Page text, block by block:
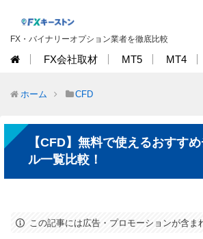
FX・バイナリーオプション業者を徹底比較
FX会社取材 MT5 MT4
ホーム CFD
【CFD】無料で使えるおすす
ル一覧比較！
この記事には広告・プロモーションが含ま